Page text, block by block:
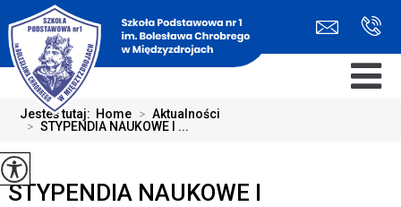
Jesteś tutaj: Home > Aktualności
> STYPENDIA NAUKOWE I ...
STYPENDIA NAUKOWE I